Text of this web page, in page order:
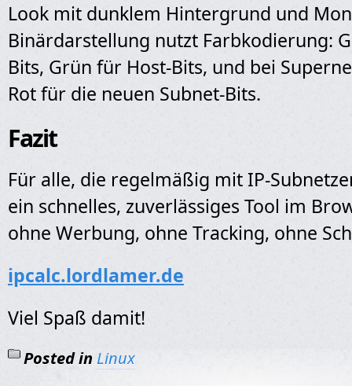
Look mit dunklem Hintergrund und
Binärdarstellung nutzt Farbkodierung:
Bits, Grün für Host-Bits, und bei
Rot für die neuen Subnet-Bits.
Fazit
Für alle, die regelmäßig mit IP-
ein schnelles, zuverlässiges Tool im
ohne Werbung, ohne Tracking, ohne
ipcalc.lordlamer.de
Viel Spaß damit!
Posted in Linux